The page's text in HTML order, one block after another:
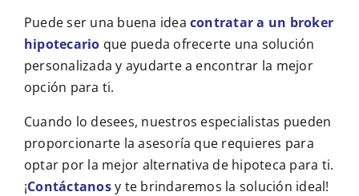
Puede ser una buena idea contratar a un broker
hipotecario que pueda ofrecerte una solución
personalizada y ayudarte a encontrar la mejor
opción para ti.
Cuando lo desees, nuestros especialistas pueden
proporcionarte la asesoría que requieres para
optar por la mejor alternativa de hipoteca para ti.
¡Contáctanosy te brindaremos la solución ideal!